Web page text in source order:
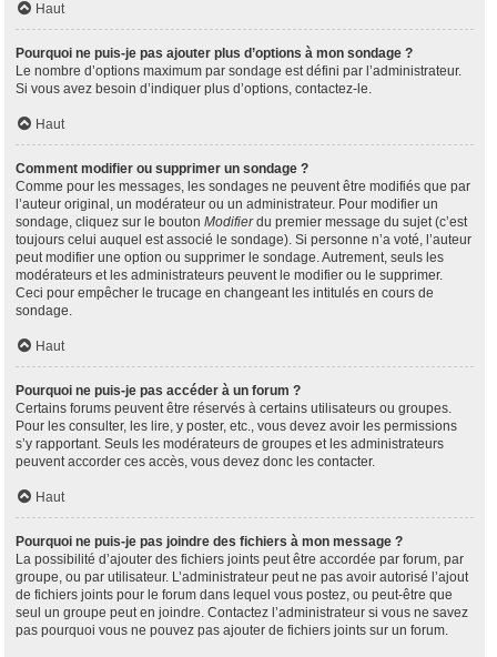
Haut
Pourquoi ne puis-je pas ajouter plus d’options à mon sondage ?
Le nombre d’options maximum par sondage est défini par l’administrateur.
Si vous avez besoin d’indiquer plus d’options, contactez-le.
Haut
Comment modifier ou supprimer un sondage ?
Comme pour les messages, les sondages ne peuvent être modifiés que par
l’auteur original, un modérateur ou un administrateur. Pour modifier un
sondage, cliquez sur le bouton Modifierdu premier message du sujet (c’est
toujours celui auquel est associé le sondage). Si personne n’a voté, l’auteur
peut modifier une option ou supprimer le sondage. Autrement, seuls les
modérateurs et les administrateurs peuvent le modifier ou le supprimer.
Ceci pour empêcher le trucage en changeant les intitulés en cours de
sondage.
Haut
Pourquoi ne puis-je pas accéder à un forum ?
Certains forums peuvent être réservés à certains utilisateurs ou groupes.
Pour les consulter, les lire, y poster, etc., vous devez avoir les permissions
s’y rapportant. Seuls les modérateurs de groupes et les administrateurs
peuvent accorder ces accès, vous devez donc les contacter.
Haut
Pourquoi ne puis-je pas joindre des fichiers à mon message ?
La possibilité d’ajouter des fichiers joints peut être accordée par forum, par
groupe, ou par utilisateur. L’administrateur peut ne pas avoir autorisé l’ajout
de fichiers joints pour le forum dans lequel vous postez, ou peut-être que
seul un groupe peut en joindre. Contactez l’administrateur si vous ne savez
pas pourquoi vous ne pouvez pas ajouter de fichiers joints sur un forum.